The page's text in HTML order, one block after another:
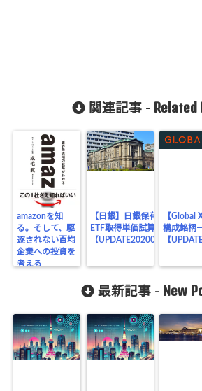
関連記事 - Related
amazonを知
る。そして、駆
逐されない百均
企業への投資を
考える
【日銀】日銀保有の
ETF取得単価試算
【UPDATE20200331】
【Global
構成銘柄
【
最新記事 - New